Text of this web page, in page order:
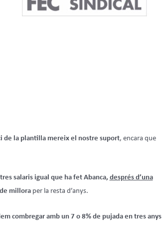
de la plantilla mereix el nostre suport, encara que
salaris igual que ha fet Abanca, després d’una
milloraper la resta d’anys.
combregar amb un 7 o 8% de pujada en tres anys